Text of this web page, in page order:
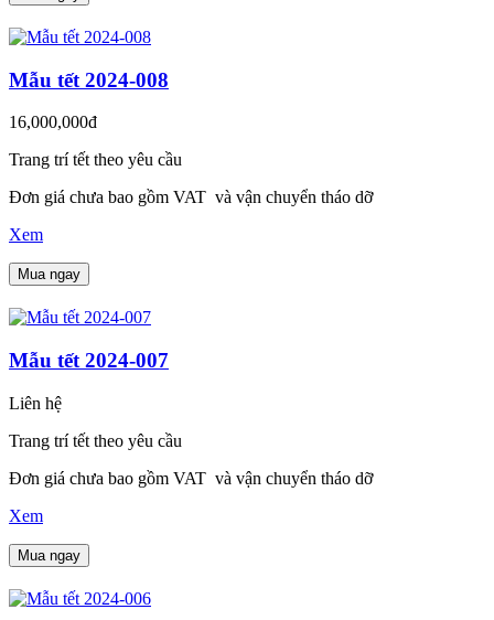
Mẫu tết 2024-008
16,000,000đ
Trang trí tết theo yêu cầu
Đơn giá chưa bao gồm VAT và vận chuyển tháo dỡ
Xem
Mua ngay
Mẫu tết 2024-007
Liên hệ
Trang trí tết theo yêu cầu
Đơn giá chưa bao gồm VAT và vận chuyển tháo dỡ
Xem
Mua ngay